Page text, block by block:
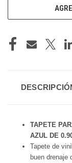
TAPETE
AZUL DE
Tapete de
buen drenaje